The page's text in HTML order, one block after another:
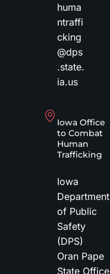
huma
ntraffi
cking
@dps
.state.
ia.us
Iowa Office
to Combat
Human
Trafficking
Iowa
Department
of Public
Safety
(DPS)
Oran Pape
State Office